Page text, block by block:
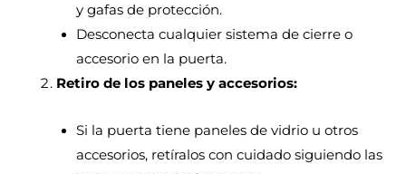
y gafas de protección.
Desconecta cualquier sistema de cierre o
accesorio en la puerta.
Retiro de los paneles y accesorios:
Si la puerta tiene paneles de vidrio u otros
accesorios, retíralos con cuidado siguiendo las